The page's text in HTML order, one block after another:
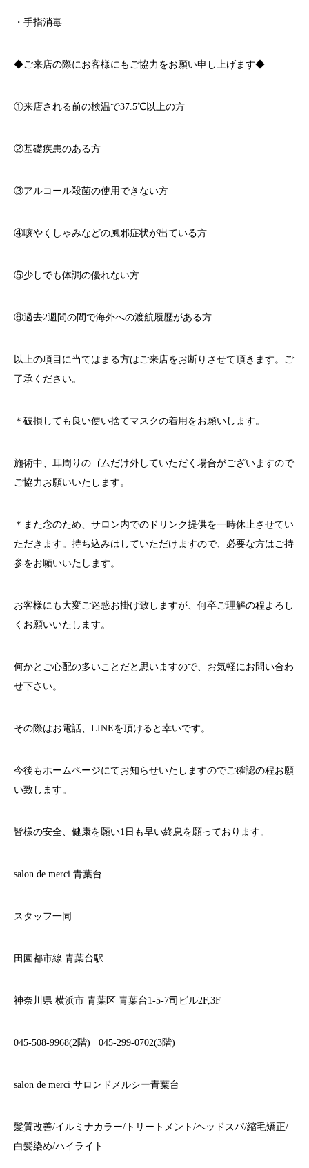
・手指消毒
◆ご来店の際にお客様にもご協力をお願い申し上げます◆
①来店される前の検温で37.5℃以上の方
②基礎疾患のある方
③アルコール殺菌の使用できない方
④咳やくしゃみなどの風邪症状が出ている方
⑤少しでも体調の優れない方
⑥過去2週間の間で海外への渡航履歴がある方
以上の項目に当てはまる方はご来店をお断りさせて頂きます。ご
了承ください。
＊破損しても良い使い捨てマスクの着用をお願いします。
施術中、耳周りのゴムだけ外していただく場合がございますので
ご協力お願いいたします。
＊また念のため、サロン内でのドリンク提供を一時休止させてい
ただきます。持ち込みはしていただけますので、必要な方はご持
参をお願いいたします。
お客様にも大変ご迷惑お掛け致しますが、何卒ご理解の程よろし
くお願いいたします。
何かとご心配の多いことだと思いますので、お気軽にお問い合わ
せ下さい。
その際はお電話、 LINEを頂けると幸いです。
今後もホームページにてお知らせいたしますのでご確認の程お願
い致します。
皆様の安全、健康を願い1 日も早い終息を願っております。
salon de merci 青葉台
スタッフ一同
田園都市線 青葉台駅
神奈川県 横浜市 青葉区 青葉台1-5-7司ビル2F,3F
045-508-9968(2 階) 045-299-0702(3階)
salon de merci サロンドメルシー青葉台
髪質改善/イルミナカラー/ トリートメント /ヘッドスパ/縮毛矯正/
白髪染め/ハイライト